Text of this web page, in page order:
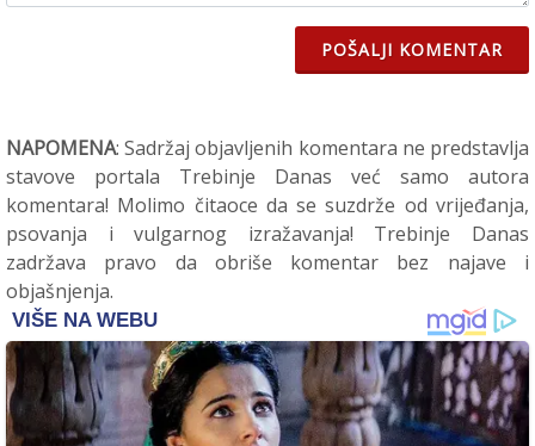
POŠALJI KOMENTAR
NAPOMENA: Sadržaj objavljenih komentara ne predstavlja
stavove portala Trebinje Danas već samo autora
komentara! Molimo čitaoce da se suzdrže od vrijeđanja,
psovanja i vulgarnog izražavanja! Trebinje Danas
zadržava pravo da obriše komentar bez najave i
objašnjenja.